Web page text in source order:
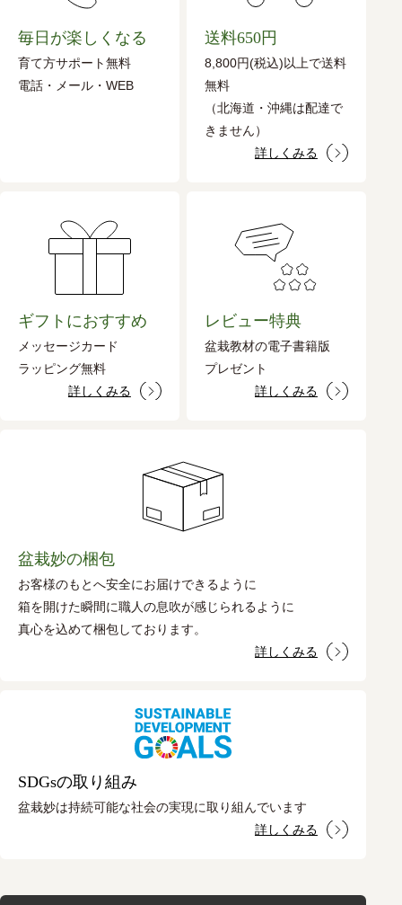
毎日が楽しくなる
育て方サポート無料
電話・メール・WEB
送料650円
8,800円(税込)以上で送料
無料
（北海道・沖縄は配達で
きません）
詳しくみる
ギフトにおすすめ
メッセージカード
ラッピング無料
詳しくみる
レビュー特典
盆栽教材の電子書籍版
プレゼント
詳しくみる
盆栽妙の梱包
お客様のもとへ安全にお届けできるように
箱を開けた瞬間に職人の息吹が感じられるように
真心を込めて梱包しております。
詳しくみる
SDGsの取り組み
盆栽妙は持続可能な社会の実現に取り組んでいます
詳しくみる